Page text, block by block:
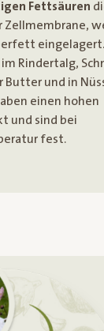
Fettsäuren
im Rindertalg,
Butter und in
einen hohen
und sind bei
fest.